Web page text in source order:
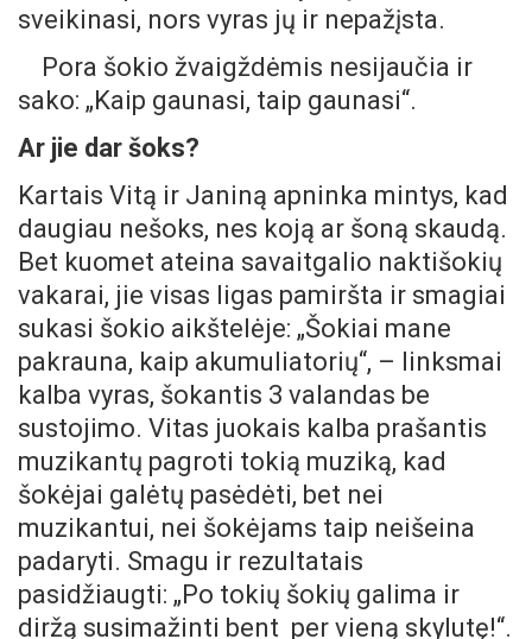
sveikinasi, nors vyras jų ir nepažįsta.
Pora šokio žvaigždėmis nesijaučia ir
sako: „Kaip gaunasi, taip gaunasi“.
Ar jie dar šoks?
Kartais Vitą ir Janiną apninka mintys, kad
daugiau nešoks, nes koją ar šoną skaudą.
Bet kuomet ateina savaitgalio naktišokių
vakarai, jie visas ligas pamiršta ir smagiai
sukasi šokio aikštelėje: „Šokiai mane
pakrauna, kaip akumuliatorių“, – linksmai
kalba vyras, šokantis 3 valandas be
sustojimo. Vitas juokais kalba prašantis
muzikantų pagroti tokią muziką, kad
šokėjai galėtų pasėdėti, bet nei
muzikantui, nei šokėjams taip neišeina
padaryti. Smagu ir rezultatais
pasidžiaugti: „Po tokių šokių galima ir
diržą susimažinti bent per vieną skylutę!“.